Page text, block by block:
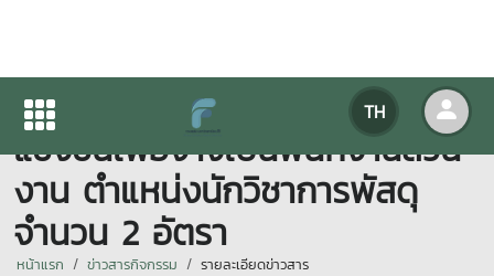
TH
ประกาศรายชื่อผู้มีสิทธิ์สอบ
แข่งขันเพื่อจ้างเป็นพนักงานส่วน
งาน ตำแหน่งนักวิชาการพัสดุ
จำนวน 2 อัตรา
หน้าแรก ข่าวสารกิจกรรม รายละเอียดข่าวสาร